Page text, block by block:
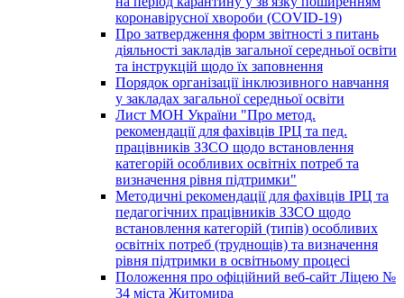
коронавірусної хвороби (COVID-19)
Про затвердження форм звітності з питань
діяльності закладів загальної середньої освіти
та інструкцій щодо їх заповнення
Порядок організації інклюзивного навчання
у закладах загальної середньої освіти
Лист МОН України "Про метод.
рекомендації для фахівців ІРЦ та пед.
працівників ЗЗСО щодо встановлення
категорій особливих освітніх потреб та
визначення рівня підтримки"
Методичні рекомендації для фахівців ІРЦ та
педагогічних працівників ЗЗСО щодо
встановлення категорій (типів) особливих
освітніх потреб (труднощів) та визначення
рівня підтримки в освітньому процесі
Положення про офіційний веб-сайт Ліцею №
34 міста Житомира